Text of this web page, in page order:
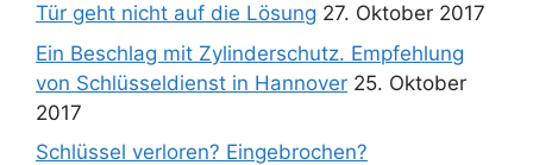
Tür geht nicht auf die Lösung 27. Oktober 2017
Ein Beschlag mit Zylinderschutz. Empfehlung
von Schlüsseldienst in Hannover 25. Oktober
2017
Schlüssel verloren? Eingebrochen?